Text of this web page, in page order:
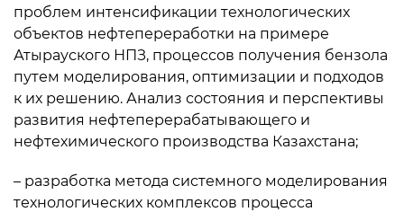
проблем интенсификации технологических
объектов нефтепереработки на примере
Атырауского НПЗ, процессов получения бензола
путем моделирования, оптимизации и подходов
к их решению. Анализ состояния и перспективы
развития нефтеперерабатывающего и
нефтехимического производства Казахстана;
– разработка метода системного моделирования
технологических комплексов процесса